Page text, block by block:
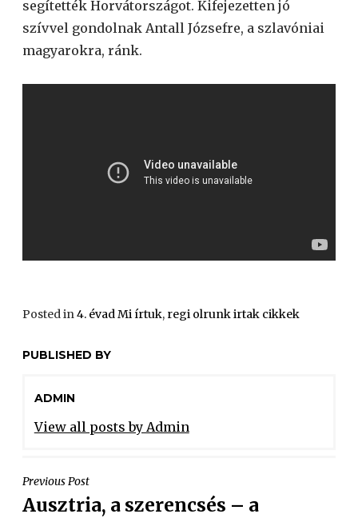
segítették Horvátországot. Kifejezetten jó
szívvel gondolnak Antall Józsefre, a szlavóniai
magyarokra, ránk.
Posted in4. évad Mi írtuk, regi olrunk irtak cikkek
PUBLISHED BY
ADMIN
View all posts by Admin
Previous Post
Ausztria, a szerencsés – a